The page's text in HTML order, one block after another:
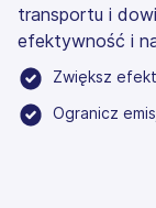
transportu i
efektywność i
Zwiększ
Ogranicz